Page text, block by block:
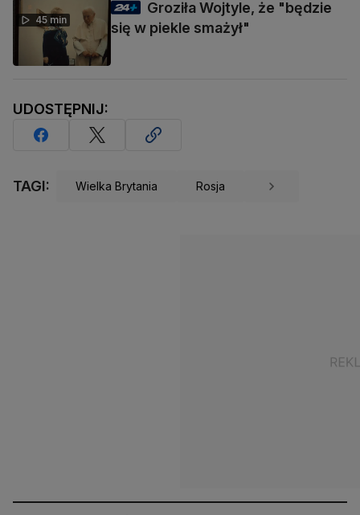
45 min
Groziła Wojtyle, że "będzie
się w piekle smażył"
UDOSTĘPNIJ:
TAGI: Wielka Brytania Rosja